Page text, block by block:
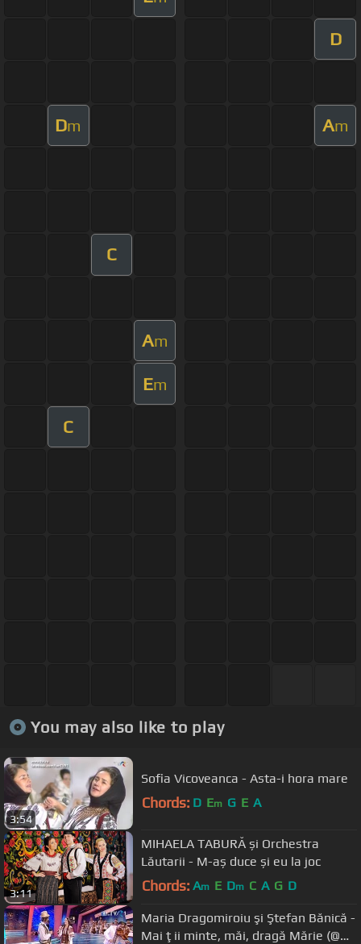
D
Dm Am
C
Am
Em
C
You may also like to play
3:54
Sofia Vicoveanca - Asta-i hora mare
Chords: D Em G E A
3:11
MIHAELA TABURĂ și Orchestra
Lăutarii - M-aș duce și eu la joc
Chords: Am E Dm C A G D
Maria Dragomiroiu şi Ştefan Bănică -
Mai ţii minte, măi, dragă Mărie (@O